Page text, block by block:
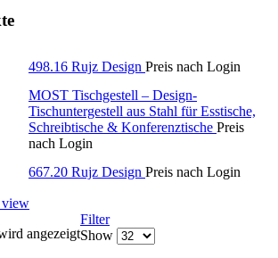
498.16 Rujz Design Preis nach Login
MOST Tischgestell – Design-
Tischuntergestell aus Stahl für Esstische,
Schreibtische & Konferenztische Preis
nach Login
667.20 Rujz Design Preis nach Login
angezeigt
Filter
Show